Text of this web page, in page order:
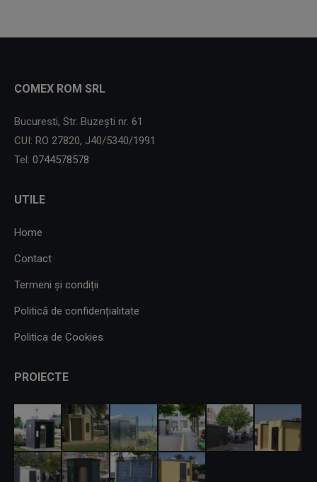
COMEX ROM SRL
Bucuresti, Str. Buzești nr. 61
CUI: RO 27820, J40/5340/1991
Tel: 0744578578
UTILE
Home
Contact
Termeni și condiții
Politică de confidențialitate
Politica de Cookies
PROIECTE